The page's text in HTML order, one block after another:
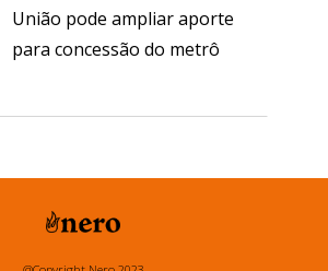
União pode ampliar aporte
para concessão do metrô